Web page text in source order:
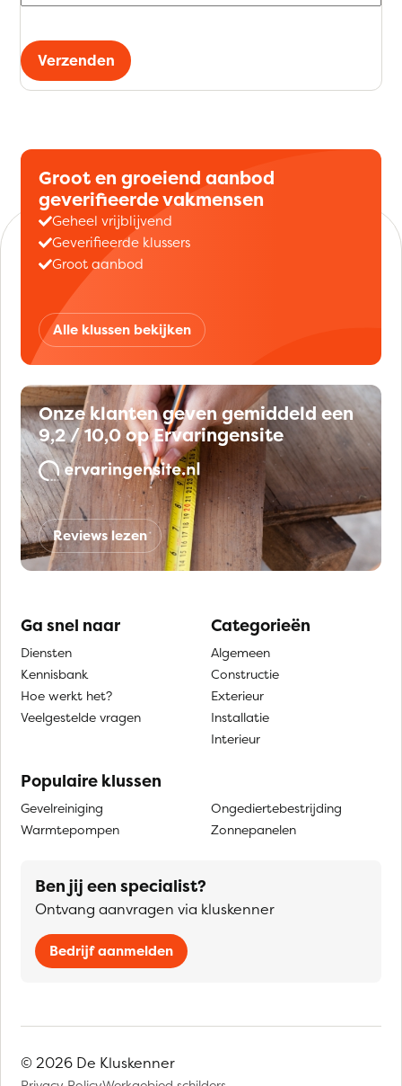
Verzenden
Groot en groeiend aanbod
geverifieerde vakmensen
Geheel vrijblijvend
Geverifieerde klussers
Groot aanbod
Alle klussen bekijken
Onze klanten geven gemiddeld een
9,2 / 10,0 op Ervaringensite
Reviews lezen
Ga snel naar
Diensten
Kennisbank
Hoe werkt het?
Veelgestelde vragen
Categorieën
Algemeen
Constructie
Exterieur
Installatie
Interieur
Populaire klussen
Gevelreiniging
Warmtepompen
Ongediertebestrijding
Zonnepanelen
Ben jij een specialist?
Ontvang aanvragen via kluskenner
Bedrijf aanmelden
© 2026 De Kluskenner